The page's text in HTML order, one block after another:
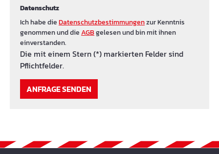
Datenschutz
Ich habe dieDatenschutzbestimmungenzur Kenntnis
genommen und dieAGBgelesen und bin mit ihnen
einverstanden.
Die mit einem Stern (*) markierten Felder sind
Pflichtfelder.
ANFRAGE SENDEN